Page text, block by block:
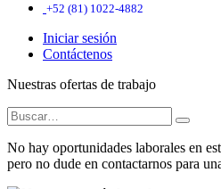
+52 (81) 1022-4882
Iniciar sesión
Contáctenos
Nuestras ofertas de trabajo
No hay oportunidades laborales en
pero no dude en contactarnos para